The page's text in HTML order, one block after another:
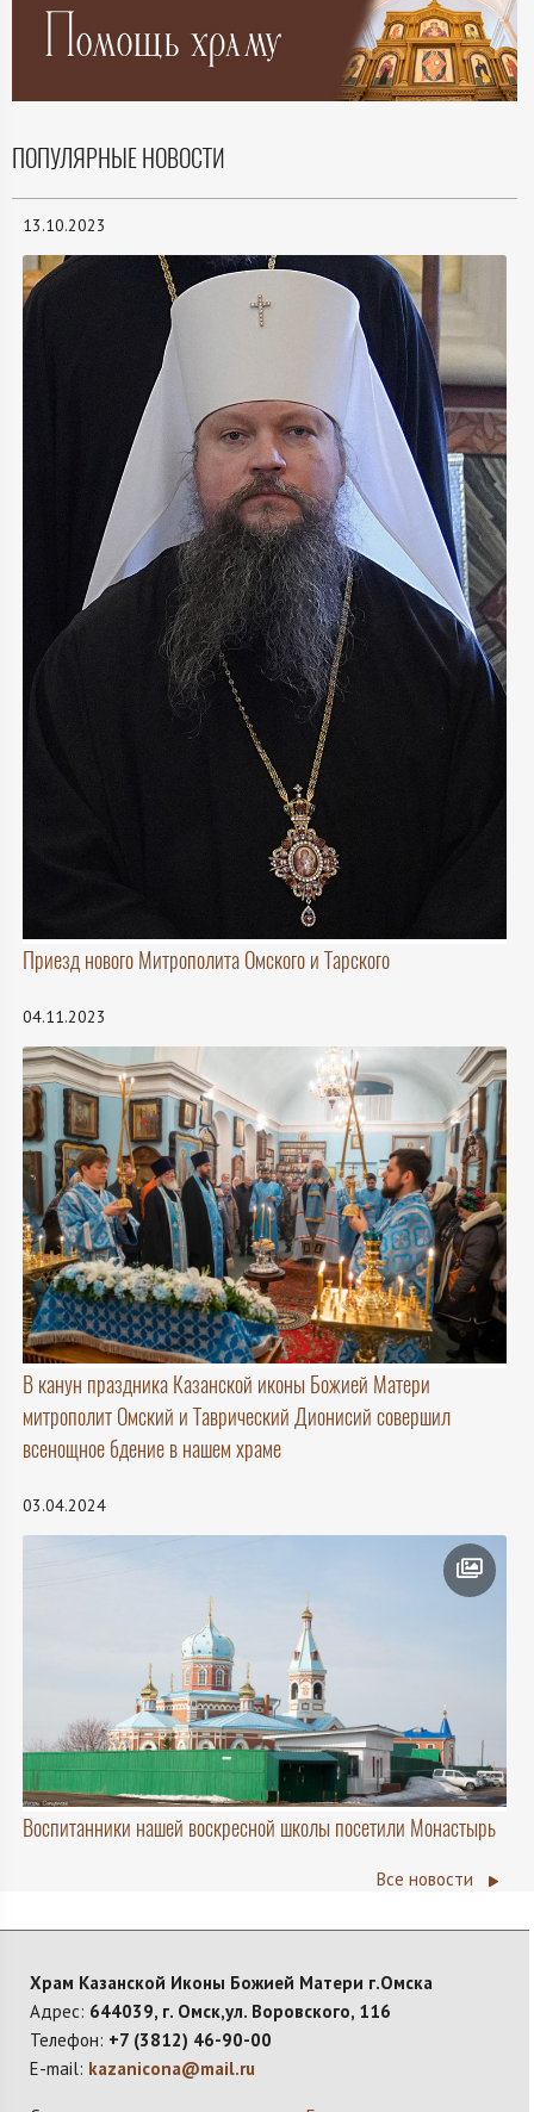
ПОПУЛЯРНЫЕ НОВОСТИ
13.10.2023
Приезд нового Митрополита Омского и Тарского
04.11.2023
В канун праздника Казанской иконы Божией Матери
митрополит Омский и Таврический Дионисий совершил
всенощное бдение в нашем храме
03.04.2024
Воспитанники нашей воскресной школы посетили Монастырь
Все новости
Храм Казанской Иконы Божией Матери г.Омска
Адрес: 644039, г. Омск,ул. Воровского, 116
Телефон: +7 (3812) 46-90-00
E-mail: kazanicona@mail.ru